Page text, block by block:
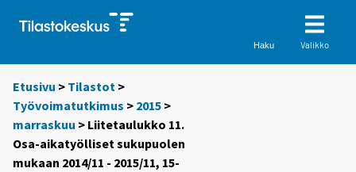
Haku Valikko
Etusivu > Tilastot >
Työvoimatutkimus > 2015 >
marraskuu > Liitetaulukko 11.
Osa-aikatyölliset sukupuolen
mukaan 2014/11 - 2015/11, 15-